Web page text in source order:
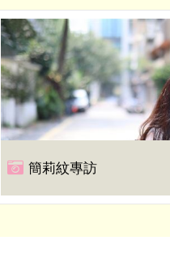
簡莉紋專訪